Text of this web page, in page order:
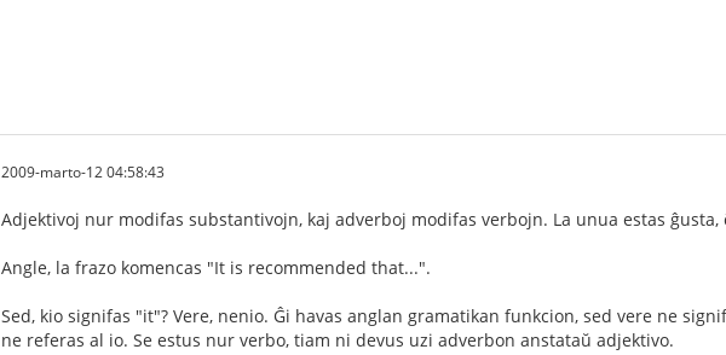
2009-marto-12 04:58:43
Adjektivoj nur modifas substantivojn, kaj adverboj modifas verbojn. La unua estas
Angle, la frazo komencas "It is recommended that...".
Sed, kio signifas "it"? Vere, nenio. Ĝi havas anglan gramatikan funkcion, sed vere ne
ne referas al io. Se estus nur verbo, tiam ni devus uzi adverbon anstataŭ adjektivo.